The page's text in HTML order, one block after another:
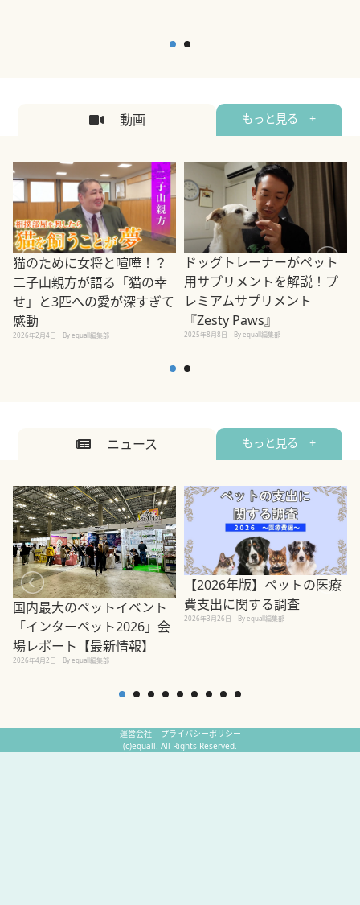
動画 もっと見る +
猫のために女将と喧嘩！？
二子山親方が語る「猫の幸
せ」と3匹への愛が深すぎて
感動
2026年2月4日 By equall編集部
ドッグトレーナーがペット
用サプリメントを解説！プ
レミアムサプリメント
『Zesty Paws』
2025年8月8日 By equall編集部
ニュース もっと見る +
国内最大のペットイベント
「インターペット2026」会
場レポート【最新情報】
2026年4月2日 By equall編集部
【2026年版】ペットの医療
費支出に関する調査
2026年3月26日 By equall編集部
運営会社
プライバシーポリシー
(c)equall. All Rights Reserved.